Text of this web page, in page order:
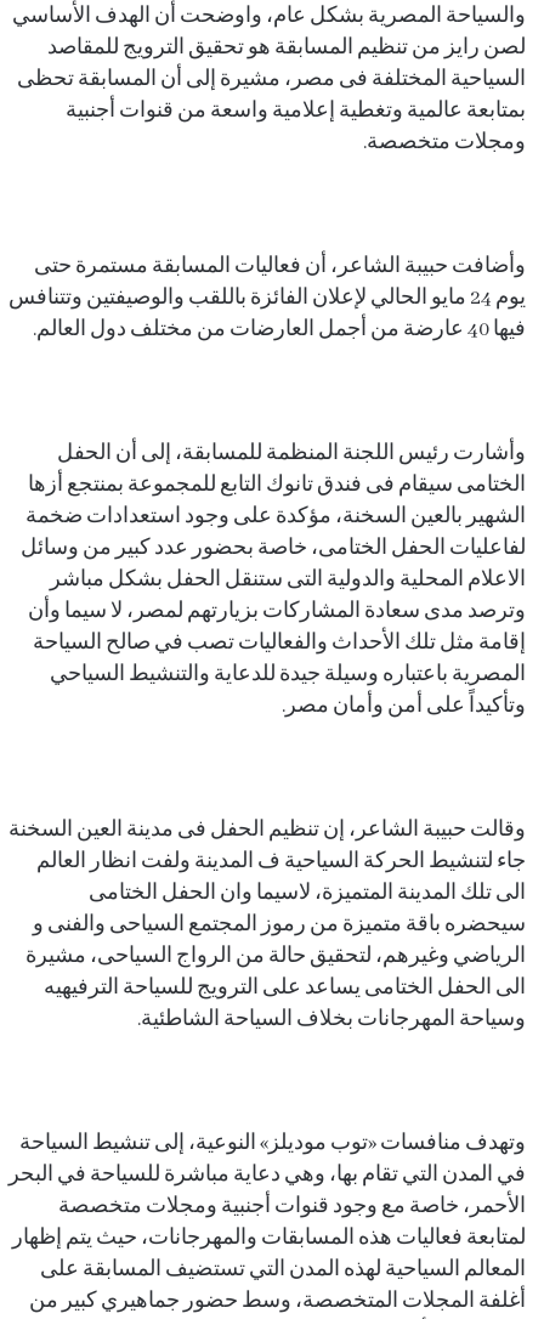
والسياحة المصرية بشكل عام، واوضحت أن الهدف الأساسي
لصن رايز من تنظيم المسابقة هو تحقيق الترويج للمقاصد
السياحية المختلفة فى مصر، مشيرة إلى أن المسابقة تحظى
بمتابعة عالمية وتغطية إعلامية واسعة من قنوات أجنبية
ومجلات متخصصة.
وأضافت حبيبة الشاعر، أن فعاليات المسابقة مستمرة حتى
يوم 24 مايو الحالي لإعلان الفائزة باللقب والوصيفتين و‏‎تتنافس
فيها 40 عارضة من أجمل العارضات من مختلف دول العالم.
وأشارت رئيس اللجنة المنظمة للمسابقة، إلى أن الحفل
الختامى سيقام فى فندق تانوك التابع للمجموعة بمنتجع أزها
الشهير بالعين السخنة، مؤكدة على وجود استعدادات ضخمة
لفاعليات الحفل الختامى، خاصة بحضور عدد كبير من وسائل
الاعلام المحلية والدولية التى ستنقل الحفل بشكل مباشر
وترصد مدى سعادة المشاركات بزيارتهم لمصر، لا سيما وأن
إقامة مثل تلك الأحداث والفعاليات تصب في صالح السياحة
المصرية باعتباره وسيلة جيدة للدعاية والتنشيط السياحي
وتأكيداً على أمن وأمان مصر.
وقالت حبيبة الشاعر، إن تنظيم الحفل فى مدينة العين السخنة
جاء لتنشيط الحركة السياحية ف المدينة ولفت انظار العالم
الى تلك المدينة المتميزة، لاسيما وان الحفل الختامى
سيحضره باقة متميزة من رموز المجتمع السياحى والفنى و
الرياضي وغيرهم، لتحقيق حالة من الرواج السياحى، مشيرة
الى الحفل الختامى يساعد على الترويج للسياحة الترفيهيه
وسياحة المهرجانات بخلاف السياحة الشاطئية.
وتهدف منافسات «توب موديلز» النوعية، إلى تنشيط السياحة
في المدن التي تقام بها، وهي دعاية مباشرة للسياحة في البحر
الأحمر، خاصة مع وجود قنوات أجنبية ومجلات متخصصة
لمتابعة فعاليات هذه المسابقات والمهرجانات، حيث يتم إظهار
المعالم السياحية لهذه المدن التي تستضيف المسابقة على
أغلفة المجلات المتخصصة، وسط حضور جماهيري كبير من